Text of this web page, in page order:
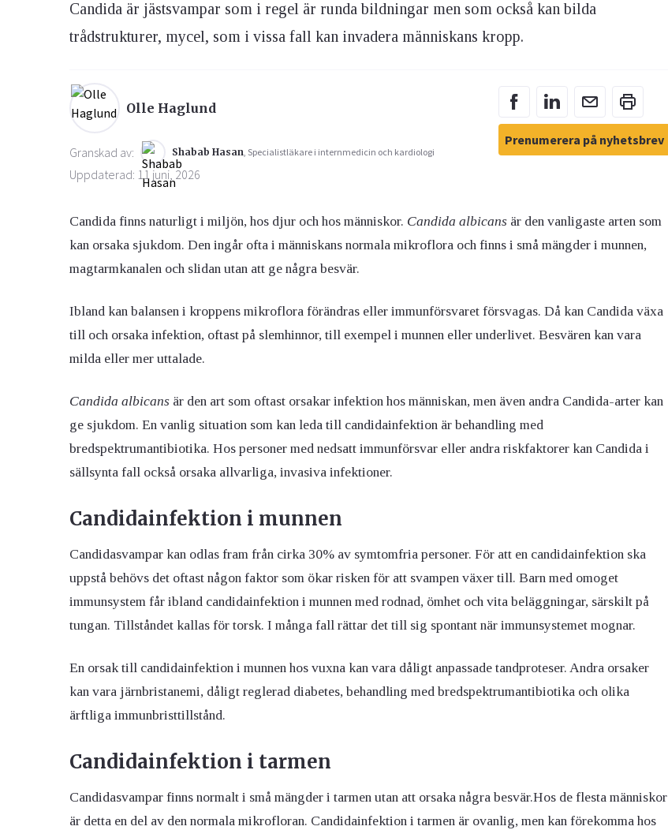
Ögon & Öron
Candida är jästsvampar som i regel är runda bildningar men som också kan bilda
trådstrukturer, mycel, som i vissa fall kan invadera människans kropp.
Olle Haglund
Granskad av: Shabab Hasan, Specialistläkare i internmedicin och kardiologi
Uppdaterad: 11 juni, 2026
Prenumerera på nyhetsbrev
Candida finns naturligt i miljön, hos djur och hos människor. Candida albicans är den vanligaste arten som
kan orsaka sjukdom. Den ingår ofta i människans normala mikroflora och finns i små mängder i munnen,
magtarmkanalen och slidan utan att ge några besvär.
Ibland kan balansen i kroppens mikroflora förändras eller immunförsvaret försvagas. Då kan Candida växa
till och orsaka infektion, oftast på slemhinnor, till exempel i munnen eller underlivet. Besvären kan vara
milda eller mer uttalade.
Candida albicans är den art som oftast orsakar infektion hos människan, men även andra Candida-arter kan
ge sjukdom. En vanlig situation som kan leda till candidainfektion är behandling med
bredspektrumantibiotika. Hos personer med nedsatt immunförsvar eller andra riskfaktorer kan Candida i
sällsynta fall också orsaka allvarliga, invasiva infektioner.
Candidainfektion i munnen
Candidasvampar kan odlas fram från cirka 30% av symtomfria personer. För att en candidainfektion ska
uppstå behövs det oftast någon faktor som ökar risken för att svampen växer till. Barn med omoget
immunsystem får ibland candidainfektion i munnen med rodnad, ömhet och vita beläggningar, särskilt på
tungan. Tillståndet kallas för torsk. I många fall rättar det till sig spontant när immunsystemet mognar.
En orsak till candidainfektion i munnen hos vuxna kan vara dåligt anpassade tandproteser. Andra orsaker
kan vara järnbristanemi, dåligt reglerad diabetes, behandling med bredspektrumantibiotika och olika
ärftliga immunbristtillstånd.
Candidainfektion i tarmen
Candidasvampar finns normalt i små mängder i tarmen utan att orsaka några besvär.Hos de flesta människor
är detta en del av den normala mikrofloran. Candidainfektion i tarmen är ovanlig, men kan förekomma hos